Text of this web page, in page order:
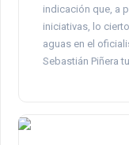
indicación que, a
iniciativas, lo
aguas en el
Sebastián Piñera